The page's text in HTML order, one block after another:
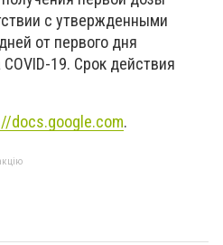
с утвержденными
от первого дня
19. Срок действия
docs.google.com.